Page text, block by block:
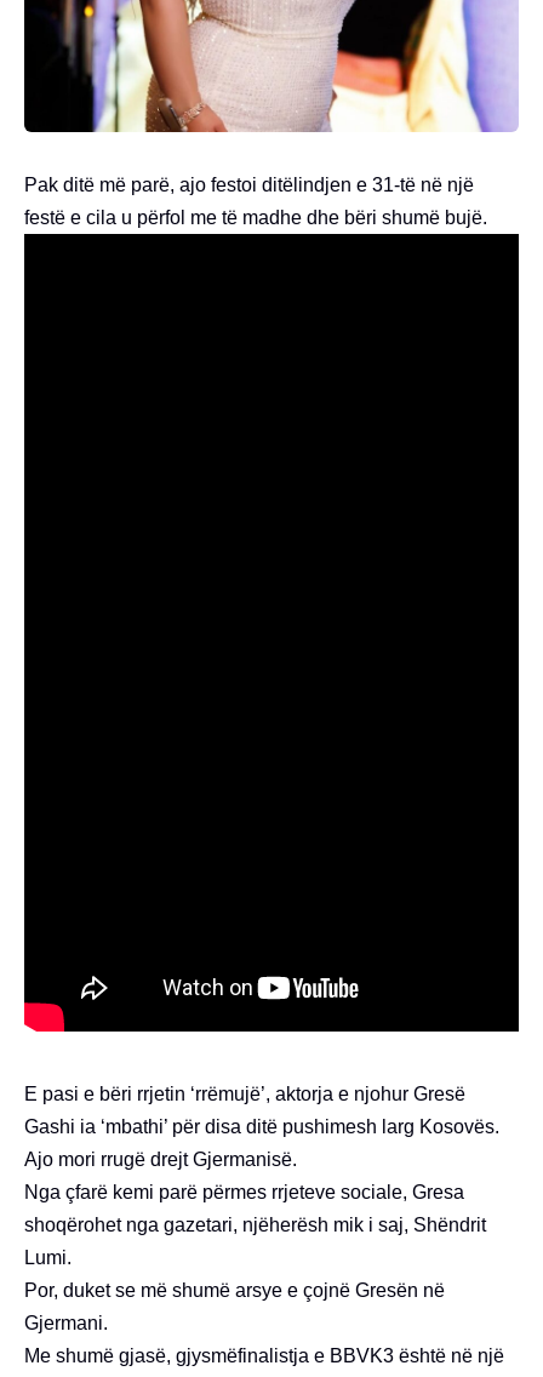
Pak ditë më parë, ajo festoi ditëlindjen e 31-të në një
festë e cila u përfol me të madhe dhe bëri shumë bujë.
E pasi e bëri rrjetin ‘rrëmujë’, aktorja e njohur Gresë
Gashi ia ‘mbathi’ për disa ditë pushimesh larg Kosovës.
Ajo mori rrugë drejt Gjermanisë.
Nga çfarë kemi parë përmes rrjeteve sociale, Gresa
shoqërohet nga gazetari, njëherësh mik i saj, Shëndrit
Lumi.
Por, duket se më shumë arsye e çojnë Gresën në
Gjermani.
Me shumë gjasë, gjysmëfinalistja e BBVK3 është në një